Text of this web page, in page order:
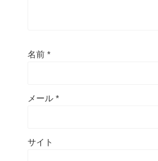
名前 *
メール *
サイト